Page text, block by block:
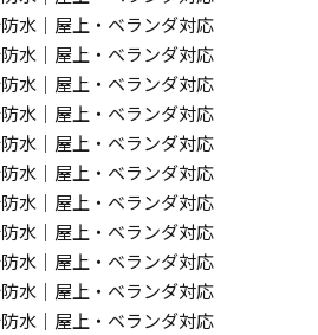
水｜屋上・ベランダ対応
水｜屋上・ベランダ対応
水｜屋上・ベランダ対応
水｜屋上・ベランダ対応
水｜屋上・ベランダ対応
水｜屋上・ベランダ対応
水｜屋上・ベランダ対応
水｜屋上・ベランダ対応
水｜屋上・ベランダ対応
水｜屋上・ベランダ対応
水｜屋上・ベランダ対応